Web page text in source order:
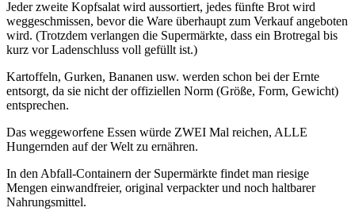
Jeder zweite Kopfsalat wird aussortiert, jedes fünfte Brot wird
weggeschmissen, bevor die Ware überhaupt zum Verkauf angeboten
wird. (Trotzdem verlangen die Supermärkte, dass ein Brotregal bis
kurz vor Ladenschluss voll gefüllt ist.)
Kartoffeln, Gurken, Bananen usw. werden schon bei der Ernte
entsorgt, da sie nicht der offiziellen Norm (Größe, Form, Gewicht)
entsprechen.
Das weggeworfene Essen würde ZWEI Mal reichen, ALLE
Hungernden auf der Welt zu ernähren.
In den Abfall-Containern der Supermärkte findet man riesige
Mengen einwandfreier, original verpackter und noch haltbarer
Nahrungsmittel.